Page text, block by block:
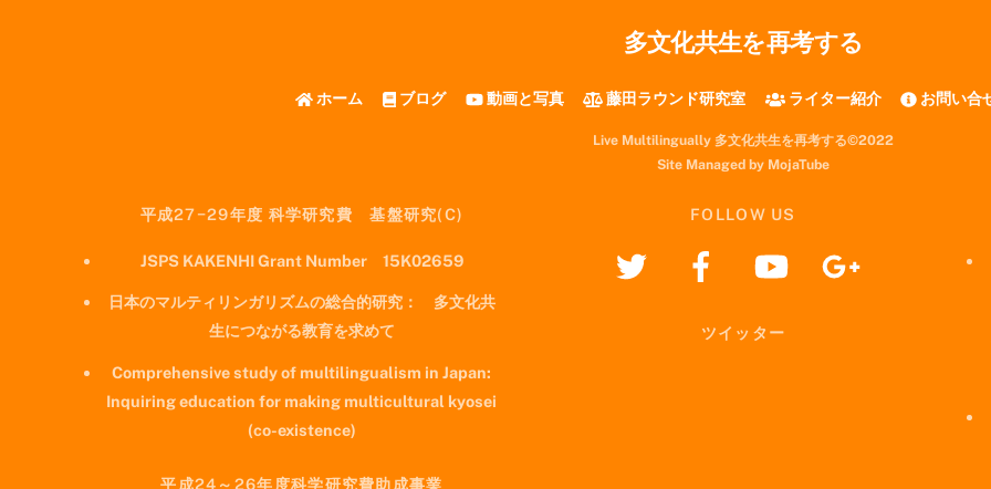
多文化共生を再考する
ホーム ブログ 動画と写真 藤田ラウンド研究室 ライター紹介 お問い合
Live Multilingually 多文化共生を再考する©2022
Site Managed by MojaTube
平成27−29年度 科学研究費 基盤研究(C)
JSPS KAKENHI Grant Number 15K02659
日本のマルティリンガリズムの総合的研究： 多文化共
生につながる教育を求めて
Comprehensive study of multilingualism in Japan:
Inquiring education for making multicultural kyosei
(co-existence)
平成24～26年度科学研究費助成事業
FOLLOW US
ツイッター